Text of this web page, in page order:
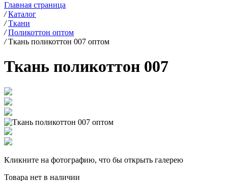
Главная страница
/ Каталог
/ Ткани
/ Поликоттон оптом
/ Ткань поликоттон 007 оптом
Ткань поликоттон 007
Кликните на фотографию, что бы открыть галерею
Товара нет в наличии